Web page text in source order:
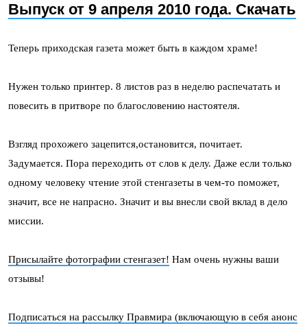
Выпуск от 9 апреля 2010 года. Скачать
Теперь приходская газета может быть в каждом храме!
Нужен только принтер. 8 листов раз в неделю распечатать и
повесить в притворе по благословению настоятеля.
Взгляд прохожего зацепится,остановится, почитает.
Задумается. Пора переходить от слов к делу. Даже если только
одному человеку чтение этой стенгазеты в чем-то поможет,
значит, все не напрасно. Значит и вы внесли свой вклад в дело
миссии.
Присылайте фотографии стенгазет! Нам очень нужны ваши
отзывы!
Подписаться на рассылку Правмира (включающую в себя анонс